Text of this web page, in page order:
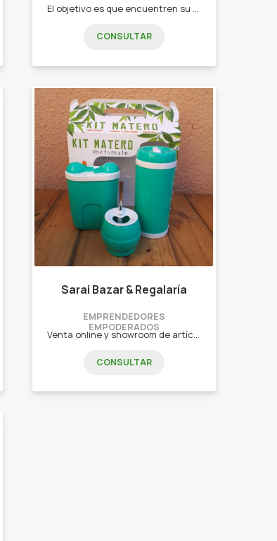
El objetivo es que encuentren su yerba mate favorita y poder conocer las propuestas artesanales de los pequeños productores de nuestro país. - Yerba mate. - Mates. - Termos. - Yerberas. - Materas.
CONSULTAR
Sarai Bazar & Regalaría
EMPRENDEDORES
EMPODERADOS
CONSULTAR